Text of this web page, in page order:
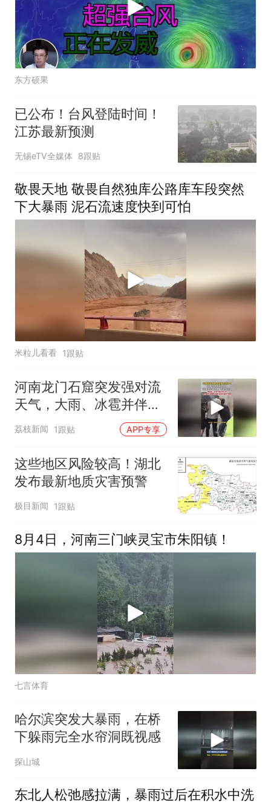
东方硕果
已公布！台风登陆时间！
江苏最新预测
无锡eTV全媒体 8跟贴
敬畏天地 敬畏自然独库公路库车段突然
下大暴雨 泥石流速度快到可怕
米粒儿看看 1跟贴
河南龙门石窟突发强对流
天气，大雨、冰雹并伴随
大风，游客撑伞蹲在佛像
下紧急避险
荔枝新闻 1跟贴 APP专享
这些地区风险较高！湖北
发布最新地质灾害预警
极目新闻 1跟贴
8月4日，河南三门峡灵宝市朱阳镇！
七言体育
哈尔滨突发大暴雨，在桥
下躲雨完全水帘洞既视感
探山城
东北人松弛感拉满，暴雨过后在积水中洗